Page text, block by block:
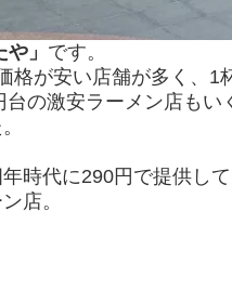
」 です。
格が安い店舗が多く、
の激安ラーメン店も
時代に290円で提供して
店。